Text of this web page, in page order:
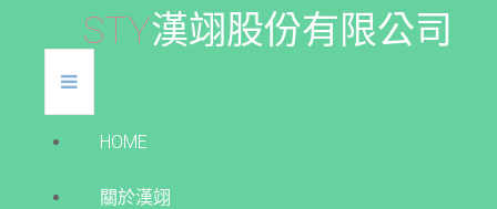
STY漢翊股份有限公司
HOME
關於漢翊